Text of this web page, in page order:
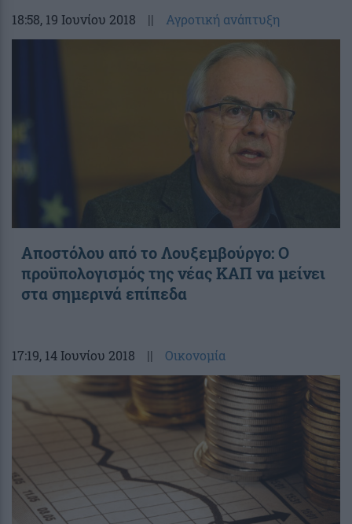
18:58, 19 Ιουνίου 2018 || Αγροτική ανάπτυξη
Αποστόλου από το Λουξεμβούργο: Ο
προϋπολογισμός της νέας ΚΑΠ να μείνει
στα σημερινά επίπεδα
17:19, 14 Ιουνίου 2018 || Οικονομία